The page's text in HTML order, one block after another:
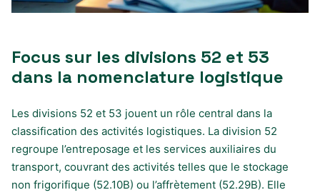
Focus sur les divisions 52 et 53
dans la nomenclature logistique
Les divisions 52 et 53 jouent un rôle central dans la
classification des activités logistiques. La division 52
regroupe l’entreposage et les services auxiliaires du
transport, couvrant des activités telles que le stockage
non frigorifique (52.10B) ou l’affrètement (52.29B). Elle